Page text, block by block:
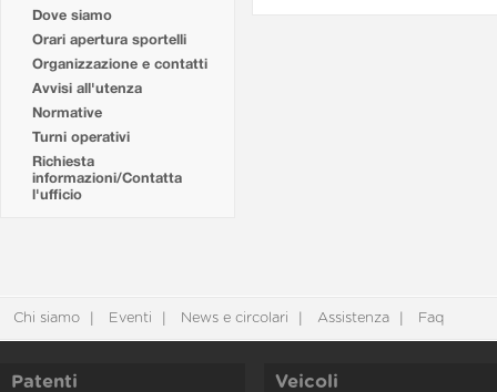
Dove siamo
Orari apertura sportelli
Organizzazione e contatti
Avvisi all'utenza
Normative
Turni operativi
Richiesta
informazioni/Contatta
l'ufficio
Chi siamo Eventi News e circolari Assistenza Faq
Patenti Veicoli